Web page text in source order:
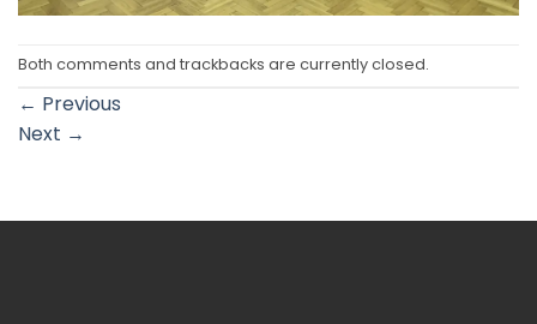
Both comments and trackbacks are currently closed.
← Previous
Next →